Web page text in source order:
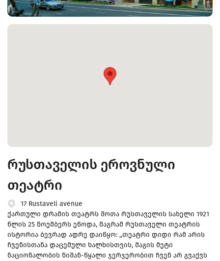
რუსთაველის ეროვნული
თეატრი
17 Rustaveli avenue
ქართული დრამის თეატრს შოთა რუსთაველის სახელი 1921
წლის 25 ნოემბერს ეწოდა, მაგრამ რუსთაველი თეატრის
ისტორია ბევრად ადრე დაიწყო: ,,თეატრი დიდი რამ არის
ჩვენისთანა დაცემული ხალხისთვის, მაგის მეტი
ნაციონალობის ნიშან-წყალი ჯერჯერობით ჩვენ არ გვაქვს